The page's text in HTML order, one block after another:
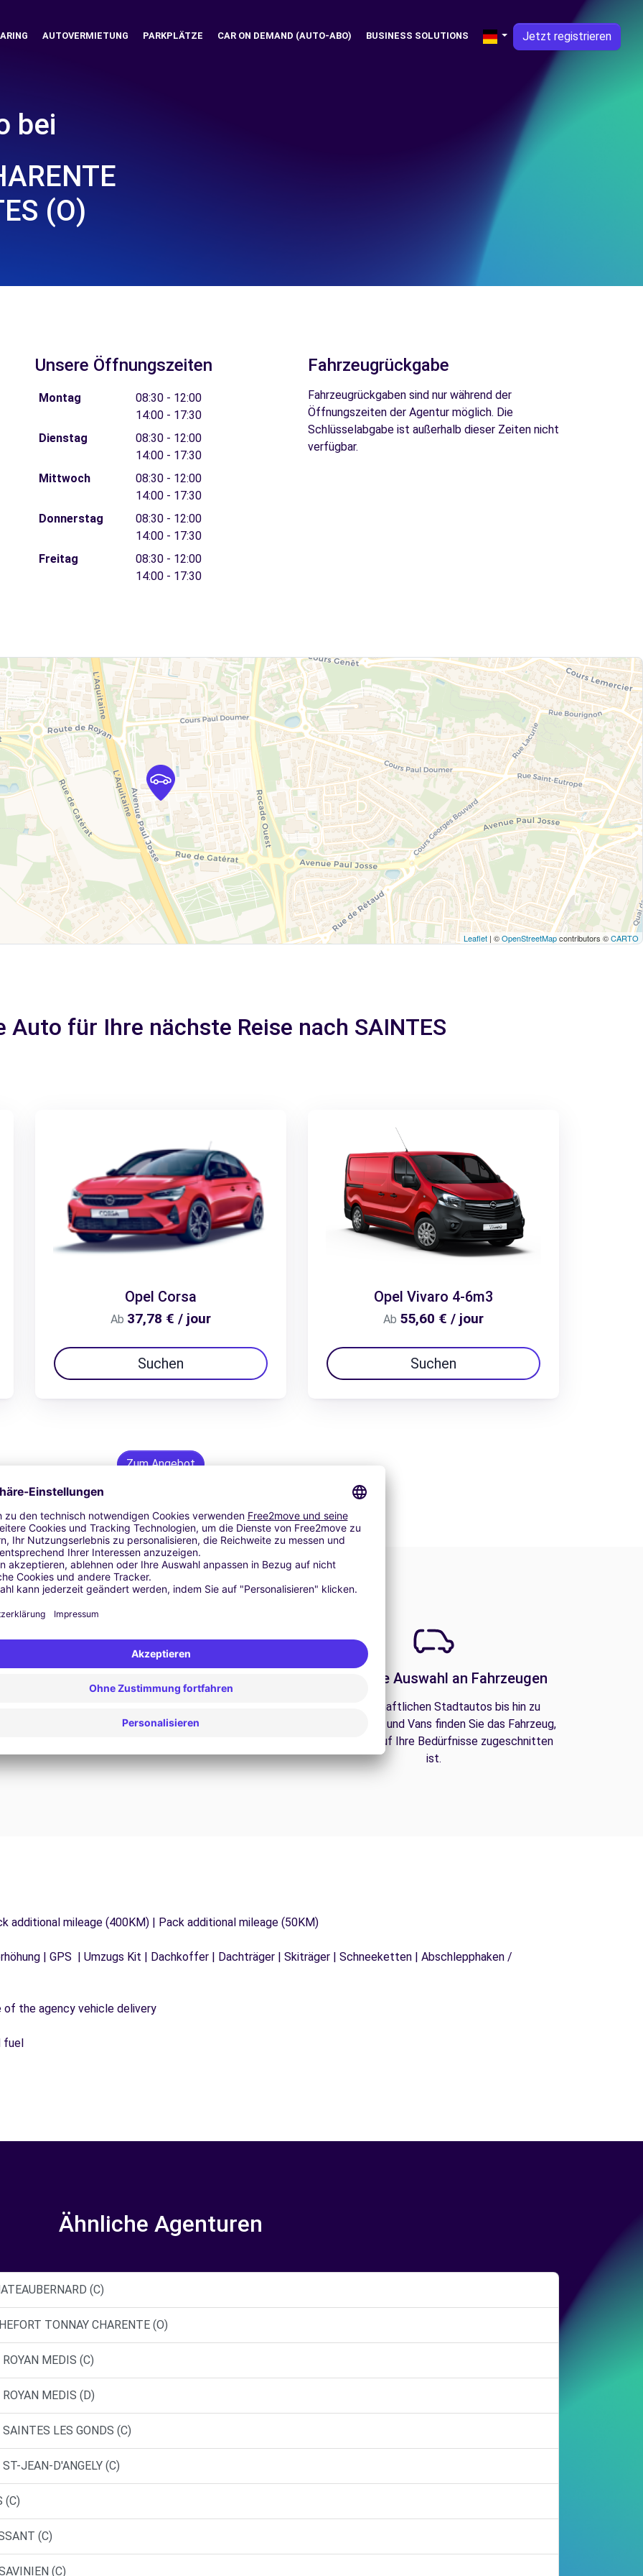
AUTOVERMIETUNG PARKPLÄTZE CAR ON DEMAND (AUTO-ABO) BUSINESS SOLUTIONS Jetzt registrieren
bei
(O)
Unsere Öffnungszeiten
Montag
08:30 - 12:00
14:00 - 17:30
Dienstag
08:30 - 12:00
14:00 - 17:30
Mittwoch
08:30 - 12:00
14:00 - 17:30
Donnerstag
08:30 - 12:00
14:00 - 17:30
Freitag
08:30 - 12:00
14:00 - 17:30
Fahrzeugrückgabe
Fahrzeugrückgaben sind nur während der
Öffnungszeiten der Agentur möglich. Die
Schlüsselabgabe ist außerhalb dieser Zeiten nicht
verfügbar.
Leaflet | ©OpenStreetMapcontributors ©CARTO
Auto für Ihre nächste Reise nach SAINTES
Opel Corsa
Ab 37,78 € / jour
Suchen
Opel Vivaro 4-6m3
Ab 55,60 € / jour
Suchen
Zum Angebot
ist jederzeit verfügbar, um eine
Eine große Auswahl an Fahrzeugen
Von wirtschaftlichen Stadtautos bis hin zu
Familien-SUVs und Vans finden Sie das Fahrzeug,
das perfekt auf Ihre Bedürfnisse zugeschnitten
ist.
additional mileage (400KM) | Pack additional mileage (50KM)
| GPS | Umzugs Kit | Dachkoffer | Dachträger | Skiträger | Schneeketten | Abschlepphaken /
the agency vehicle delivery
fuel
Ähnliche Agenturen
(C)
TONNAY CHARENTE (O)
MEDIS (C)
MEDIS (D)
LES GONDS (C)
JEAN-D'ANGELY (C)
(C)
(C)
(C)